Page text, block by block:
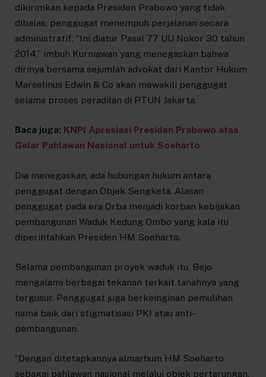
dikirimkan kepada Presiden Prabowo yang tidak
dibalas, penggugat menempuh perjalanan secara
administratif. “Ini diatur Pasal 77 UU Nokor 30 tahun
2014,” imbuh Kurniawan yang menegaskan bahwa
dirinya bersama sejumlah advokat dari Kantor Hukum
Marselinus Edwin & Co akan mewakili penggugat
selama proses peradilan di PTUN Jakarta.
Baca juga: KNPI Apresiasi Presiden Prabowo atas
Gelar Pahlawan Nasional untuk Soeharto
Dia menegaskan, ada hubungan hukum antara
penggugat dengan Objek Sengketa. Alasan
penggugat pada era Orba menjadi korban kebijakan
pembangunan Waduk Kedung Ombo yang kala itu
diperintahkan Presiden HM Soeharto.
Selama pembangunan proyek waduk itu, Bejo
mengalami berbagai tekanan terkait tanahnya yang
tergusur. Penggugat juga berkeinginan pemulihan
nama baik dari stigmatisasi PKI atau anti-
pembangunan.
“Dengan ditetapkannya almarhum HM Soeharto
sebagai pahlawan nasional melalui objek pertarungan,